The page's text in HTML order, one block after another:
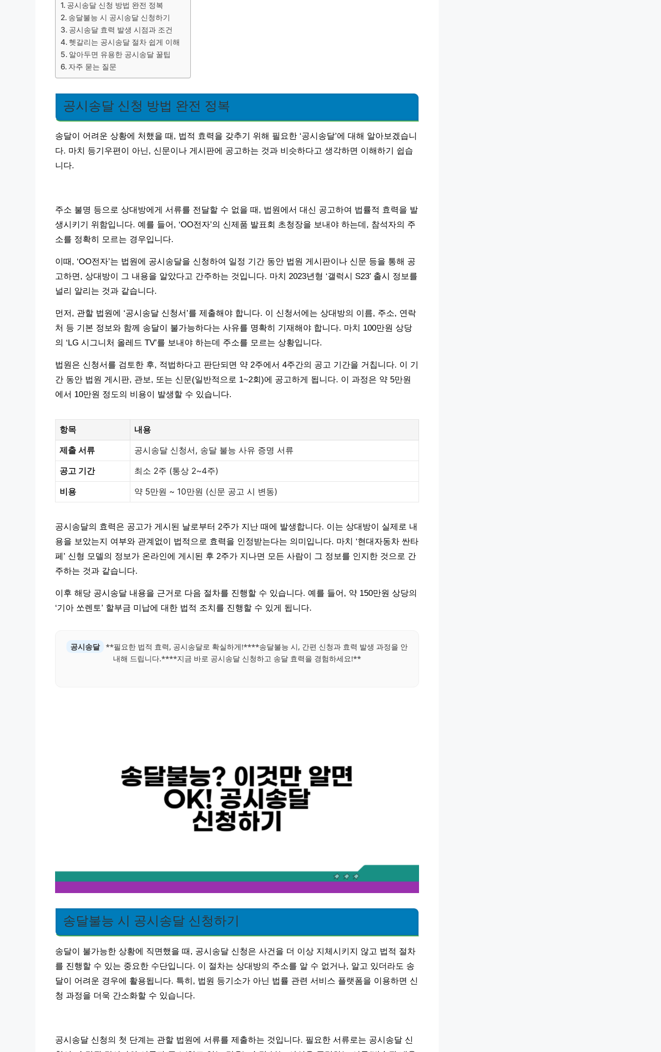
공시송달 신청 방법 완전 정복
송달불능 시 공시송달 신청하기
공시송달 효력 발생 시점과 조건
헷갈리는 공시송달 절차 쉽게 이해
알아두면 유용한 공시송달 꿀팁
자주 묻는 질문
공시송달 신청 방법 완전 정복
송달이 어려운 상황에 처했을 때, 법적 효력을 갖추기 위해 필요한 ‘공시송달’에 대해 알아보겠습니
다. 마치 등기우편이 아닌, 신문이나 게시판에 공고하는 것과 비슷하다고 생각하면 이해하기 쉽습
니다.
주소 불명 등으로 상대방에게 서류를 전달할 수 없을 때, 법원에서 대신 공고하여 법률적 효력을 발
생시키기 위함입니다. 예를 들어, ‘OO전자’의 신제품 발표회 초청장을 보내야 하는데, 참석자의 주
소를 정확히 모르는 경우입니다.
이때, ‘OO전자’는 법원에 공시송달을 신청하여 일정 기간 동안 법원 게시판이나 신문 등을 통해 공
고하면, 상대방이 그 내용을 알았다고 간주하는 것입니다. 마치 2023년형 ‘갤럭시 S23’ 출시 정보를
널리 알리는 것과 같습니다.
먼저, 관할 법원에 ‘공시송달 신청서’를 제출해야 합니다. 이 신청서에는 상대방의 이름, 주소, 연락
처 등 기본 정보와 함께 송달이 불가능하다는 사유를 명확히 기재해야 합니다. 마치 100만원 상당
의 ‘LG 시그니처 올레드 TV’를 보내야 하는데 주소를 모르는 상황입니다.
법원은 신청서를 검토한 후, 적법하다고 판단되면 약 2주에서 4주간의 공고 기간을 거칩니다. 이 기
간 동안 법원 게시판, 관보, 또는 신문(일반적으로 1~2회)에 공고하게 됩니다. 이 과정은 약 5만원
에서 10만원 정도의 비용이 발생할 수 있습니다.
항목 내용
제출 서류 공시송달 신청서, 송달 불능 사유 증명 서류
공고 기간 최소 2주 (통상 2~4주)
비용 약 5만원 ~ 10만원 (신문 공고 시 변동)
공시송달의 효력은 공고가 게시된 날로부터 2주가 지난 때에 발생합니다. 이는 상대방이 실제로 내
용을 보았는지 여부와 관계없이 법적으로 효력을 인정받는다는 의미입니다. 마치 ‘현대자동차 싼타
페’ 신형 모델의 정보가 온라인에 게시된 후 2주가 지나면 모든 사람이 그 정보를 인지한 것으로 간
주하는 것과 같습니다.
이후 해당 공시송달 내용을 근거로 다음 절차를 진행할 수 있습니다. 예를 들어, 약 150만원 상당의
‘기아 쏘렌토’ 할부금 미납에 대한 법적 조치를 진행할 수 있게 됩니다.
공시송달 **필요한 법적 효력, 공시송달로 확실하게!****송달불능 시, 간편 신청과 효력 발생 과정을 안
내해 드립니다.****지금 바로 공시송달 신청하고 송달 효력을 경험하세요!**
송달불능 시 공시송달 신청하기
송달이 불가능한 상황에 직면했을 때, 공시송달 신청은 사건을 더 이상 지체시키지 않고 법적 절차
를 진행할 수 있는 중요한 수단입니다. 이 절차는 상대방의 주소를 알 수 없거나, 알고 있더라도 송
달이 어려운 경우에 활용됩니다. 특히, 법원 등기소가 아닌 법률 관련 서비스 플랫폼을 이용하면 신
청 과정을 더욱 간소화할 수 있습니다.
공시송달 신청의 첫 단계는 관할 법원에 서류를 제출하는 것입니다. 필요한 서류로는 공시송달 신